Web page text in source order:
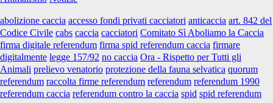
la
caccia
abolizione caccia accesso fondi privati cacciatori anticaccia art. 842 del
Codice Civile cabs caccia cacciatori Comitato Sì Aboliamo la Caccia
firma digitale referendum firma spid referendum caccia firmare
digitalmente legge 157/92 no caccia Ora - Rispetto per Tutti gli
Animali prelievo venatorio protezione della fauna selvatica quorum
referendum raccolta firme referendum referendum referendum 1990
referendum caccia referendum contro la caccia spid spid referendum